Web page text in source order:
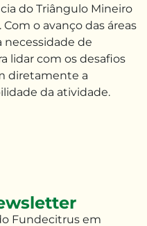
do Triângulo Mineiro
o avanço das áreas
necessidade de
lidar com os desafios
diretamente a
da atividade.
Fundecitrus em